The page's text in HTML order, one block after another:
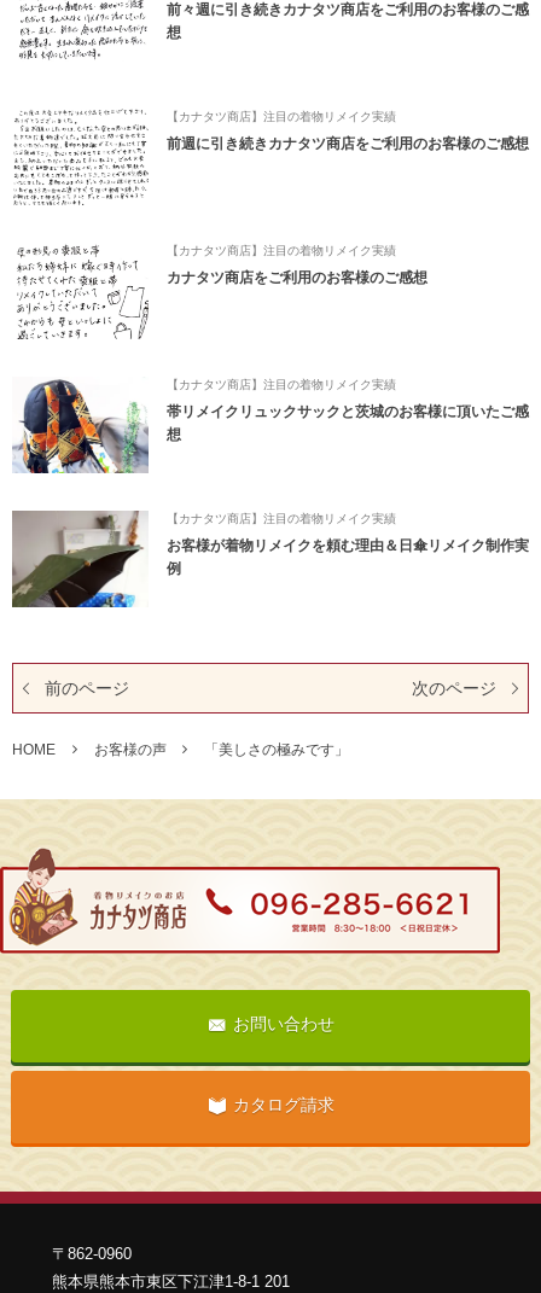
前々週に引き続きカナタツ商店をご利用のお客様のご感
想
【カナタツ商店】注目の着物リメイク実績
前週に引き続きカナタツ商店をご利用のお客様のご感想
【カナタツ商店】注目の着物リメイク実績
カナタツ商店をご利用のお客様のご感想
【カナタツ商店】注目の着物リメイク実績
帯リメイクリュックサックと茨城のお客様に頂いたご感
想
【カナタツ商店】注目の着物リメイク実績
お客様が着物リメイクを頼む理由＆日傘リメイク制作実
例
前のページ 次のページ
HOME お客様の声 「美しさの極みです」
お問い合わせ
カタログ請求
〒862-0960
熊本県熊本市東区下江津1-8-1 201